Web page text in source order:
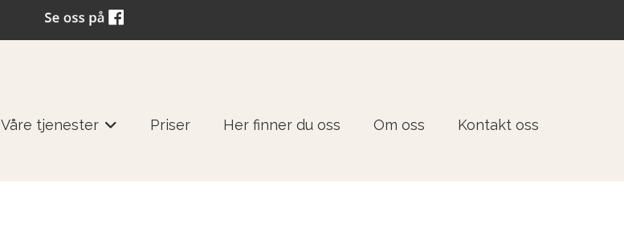
Våre tjenester Priser Her finner du oss Om oss Kontakt oss